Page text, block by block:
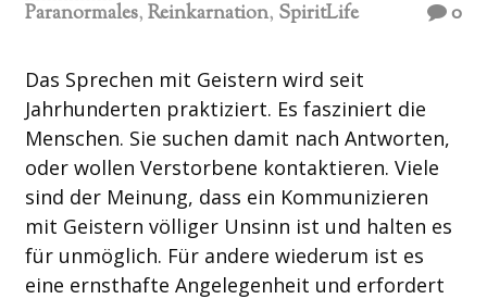
Paranormales,Reinkarnation, SpiritLife 0
Das Sprechen mit Geistern wird seit
Jahrhunderten praktiziert. Es fasziniert die
Menschen. Sie suchen damit nach Antworten,
oder wollen Verstorbene kontaktieren. Viele
sind der Meinung, dass ein Kommunizieren
mit Geistern völliger Unsinn ist und halten es
für unmöglich. Für andere wiederum ist es
eine ernsthafte Angelegenheit und erfordert